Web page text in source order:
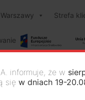
Strefa
informuje, że w
sięw dniach 19-